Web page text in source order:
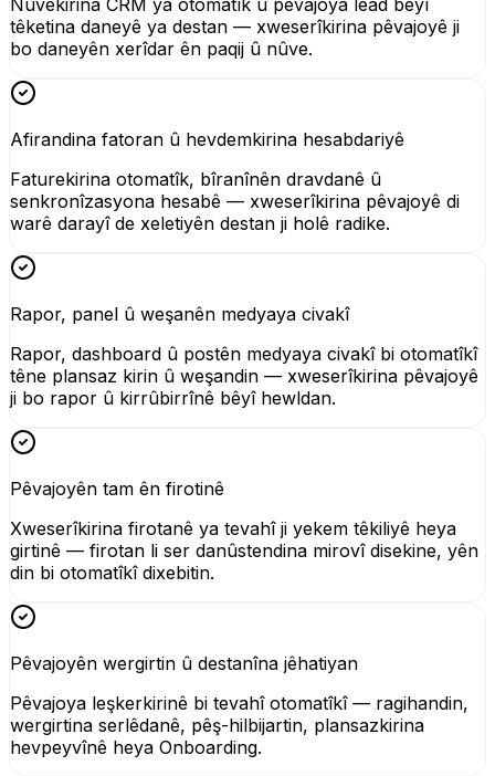
têketina daneyê ya destan — xweserîkirina pêvajoyê ji
bo daneyên xerîdar ên paqij û nûve.
Afirandina fatoran û hevdemkirina hesabdariyê
Faturekirina otomatîk, bîranînên dravdanê û
senkronîzasyona hesabê — xweserîkirina pêvajoyê di
warê darayî de xeletiyên destan ji holê radike.
Rapor, panel û weşanên medyaya civakî
Rapor, dashboard û postên medyaya civakî bi otomatîkî
têne plansaz kirin û weşandin — xweserîkirina pêvajoyê
ji bo rapor û kirrûbirrînê bêyî hewldan.
Pêvajoyên tam ên firotinê
Xweserîkirina firotanê ya tevahî ji yekem têkiliyê heya
girtinê — firotan li ser danûstendina mirovî disekine, yên
din bi otomatîkî dixebitin.
Pêvajoyên wergirtin û destanîna jêhatiyan
Pêvajoya leşkerkirinê bi tevahî otomatîkî — ragihandin,
wergirtina serlêdanê, pêş-hilbijartin, plansazkirina
hevpeyvînê heya Onboarding.